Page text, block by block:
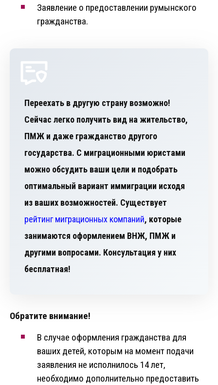
Заявление о предоставлении румынского
гражданства.
Переехать в другую страну возможно!
Сейчас легко получить вид на жительство,
ПМЖ и даже гражданство другого
государства. С миграционными юристами
можно обсудить ваши цели и подобрать
оптимальный вариант иммиграции исходя
из ваших возможностей. Существует
рейтинг миграционных компаний, которые
занимаются оформлением ВНЖ, ПМЖ и
другими вопросами. Консультация у них
бесплатная!
Обратите внимание!
В случае оформления гражданства для
ваших детей, которым на момент подачи
заявления не исполнилось 14 лет,
необходимо дополнительно предоставить